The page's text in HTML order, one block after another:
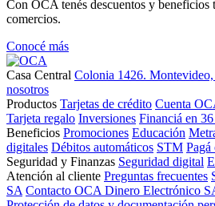
Con OCA tenés descuentos y beneficios
comercios.
Conocé más
Casa Central Colonia 1426.
nosotros
Productos Tarjetas de crédito Cuenta
Tarjeta regalo Inversiones Financiá en
Beneficios Promociones Educación
digitales Débitos automáticos STM Pagá
Seguridad y Finanzas Seguridad digital
Atención al cliente Preguntas frecuentes
SA Contacto OCA Dinero Electrónico